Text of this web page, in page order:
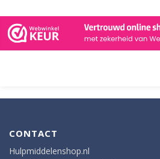
CONTACT
Hulpmiddelenshop.nl